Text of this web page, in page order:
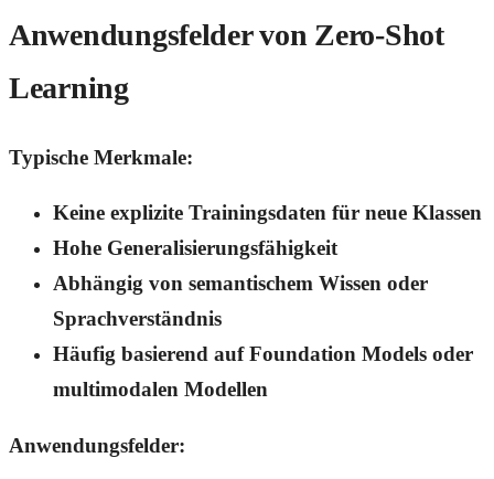
Anwendungsfelder von Zero-Shot
Learning
Typische Merkmale:
Keine explizite Trainingsdaten für neue Klassen
Hohe Generalisierungsfähigkeit
Abhängig von semantischem Wissen oder
Sprachverständnis
Häufig basierend auf Foundation Models oder
multimodalen Modellen
Anwendungsfelder: